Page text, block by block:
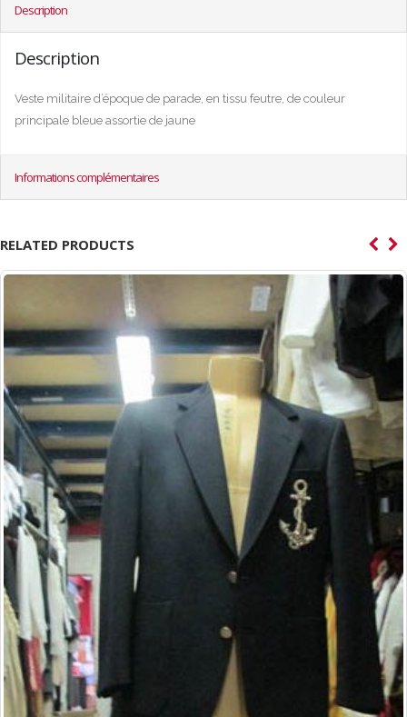
Description
Description
Veste militaire d’époque de parade, en tissu feutre, de couleur
principale bleue assortie de jaune
Informations complémentaires
RELATED PRODUCTS